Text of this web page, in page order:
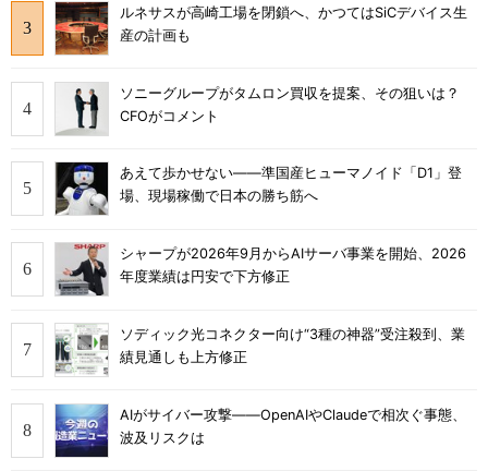
ルネサスが高崎工場を閉鎖へ、かつてはSiCデバイス生
産の計画も
ソニーグループがタムロン買収を提案、その狙いは？
CFOがコメント
あえて歩かせない――準国産ヒューマノイド「D1」登
場、現場稼働で日本の勝ち筋へ
シャープが2026年9月からAIサーバ事業を開始、2026
年度業績は円安で下方修正
ソディック光コネクター向け“3種の神器”受注殺到、業
績見通しも上方修正
AIがサイバー攻撃――OpenAIやClaudeで相次ぐ事態、
波及リスクは